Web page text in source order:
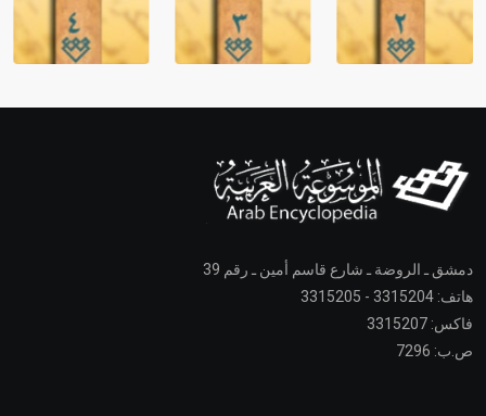
دمشق ـ الروضة ـ شارع قاسم أمين ـ رقم 39
هاتف: 3315204 - 3315205
فاكس: 3315207
ص.ب: 7296